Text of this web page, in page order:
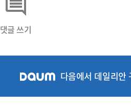
댓글 쓰기
다음에서 데일리안